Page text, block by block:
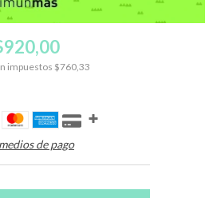
impuestos $760,33
de pago